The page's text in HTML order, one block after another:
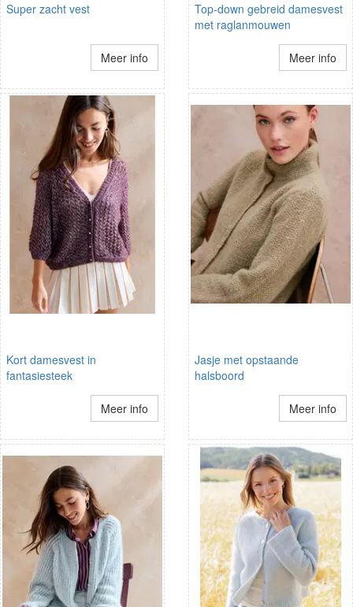
Super zacht vest
Meer info
Top-down gebreid damesvest
met raglanmouwen
Meer info
Kort damesvest in
fantasiesteek
Meer info
Jasje met opstaande
halsboord
Meer info